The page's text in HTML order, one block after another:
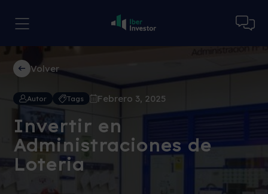
Volver
Autor Tags Febrero 3, 2025
Invertir en
Administraciones de
Loteria